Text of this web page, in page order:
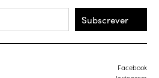
Subscrever
Facebook